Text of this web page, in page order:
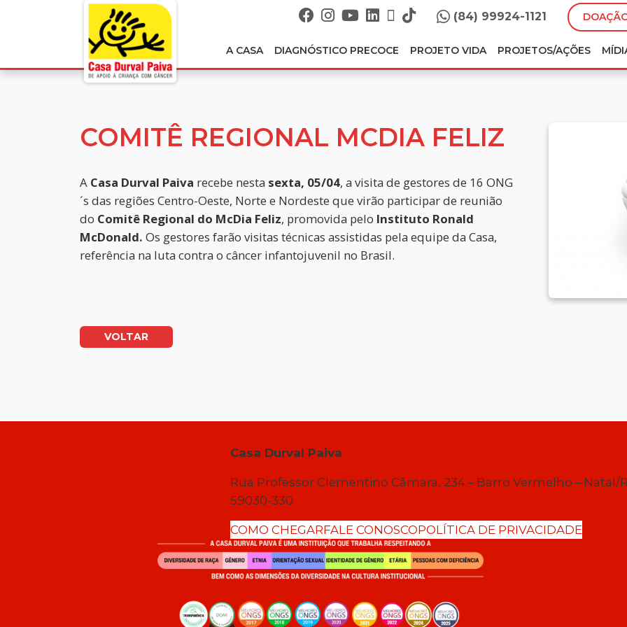
(84) 99924-1121
A CASA DIAGNÓSTICO PRECOCE PROJETO VIDA PROJETOS/AÇÕES
COMITÊ REGIONAL MCDIA FELIZ
A Casa Durval Paiva recebe nesta sexta, 05/04, a visita de gestores de 16 ONG
´s das regiões Centro-Oeste, Norte e Nordeste que virão participar de reunião
do Comitê Regional do McDia Feliz, promovida pelo Instituto Ronald
McDonald. Os gestores farão visitas técnicas assistidas pela equipe da Casa,
referência na luta contra o câncer infantojuvenil no Brasil.
VOLTAR
Casa Durval Paiva
Rua Professor Clementino Câmara, 234 – Barro Vermelho – Natal/
59030-330
COMO CHEGARFALE CONOSCOPOLÍTICA DE PRIVACIDADE